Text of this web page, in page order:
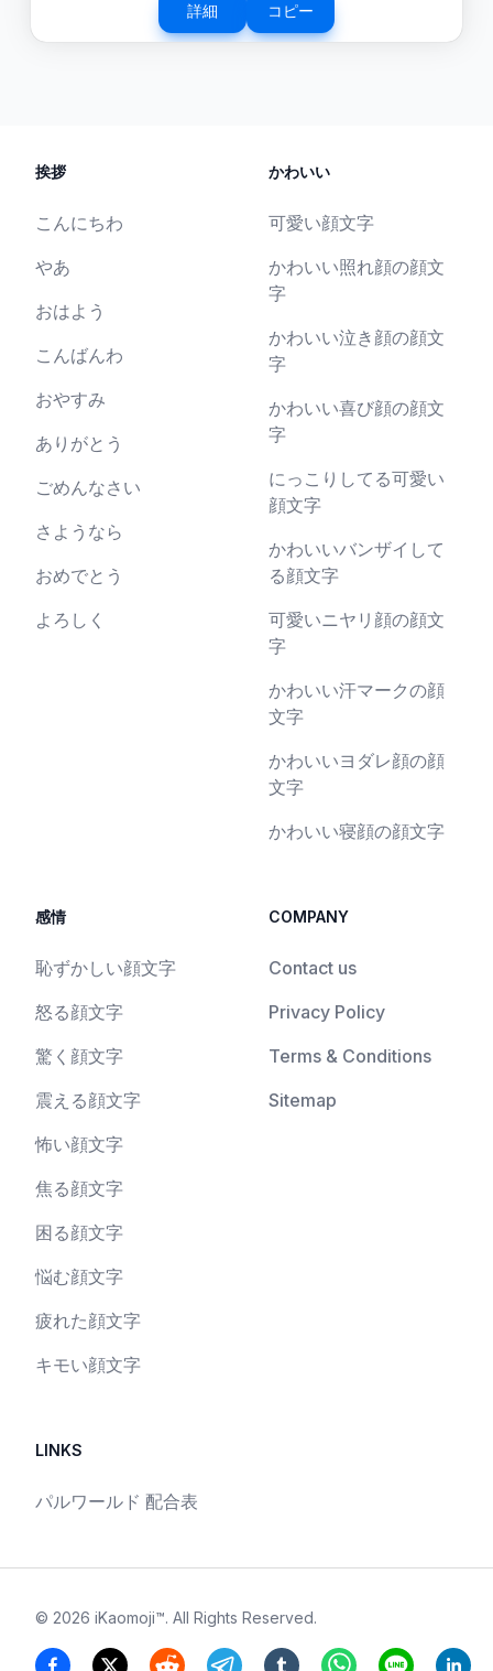
詳細 コピー
挨拶
こんにちわ
やあ
おはよう
こんばんわ
おやすみ
ありがとう
ごめんなさい
さようなら
おめでとう
よろしく
かわいい
可愛い顔文字
かわいい照れ顔の顔文
字
かわいい泣き顔の顔文
字
かわいい喜び顔の顔文
字
にっこりしてる可愛い
顔文字
かわいいバンザイして
る顔文字
可愛いニヤリ顔の顔文
字
かわいい汗マークの顔
文字
かわいいヨダレ顔の顔
文字
かわいい寝顔の顔文字
感情
恥ずかしい顔文字
怒る顔文字
驚く顔文字
震える顔文字
怖い顔文字
焦る顔文字
困る顔文字
悩む顔文字
疲れた顔文字
キモい顔文字
COMPANY
Contact us
Privacy Policy
Terms & Conditions
Sitemap
LINKS
パルワールド 配合表
© 2026 iKaomoji™. All Rights Reserved.